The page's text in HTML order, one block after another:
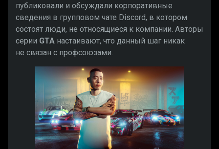
публиковали и обсуждали корпоративные
сведения в групповом чате Discord, в котором
состоят люди, не относящиеся к компании. Авторы
серии GTA настаивают, что данный шаг никак
не связан с профсоюзами.